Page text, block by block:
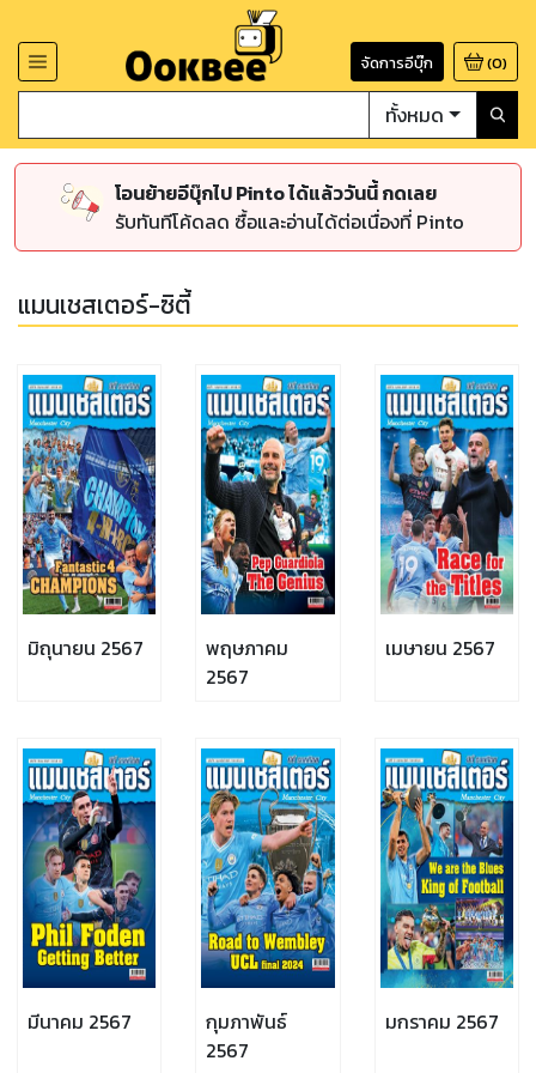
จัดการอีบุ๊ก (0)
ทั้งหมด
โอนย้ายอีบุ๊กไป Pinto ได้แล้ววันนี้ กดเลย
รับทันทีโค้ดลด ซื้อและอ่านได้ต่อเนื่องที่ Pinto
แมนเชสเตอร์-ซิตี้
มิถุนายน 2567
พฤษภาคม
2567
เมษายน 2567
มีนาคม 2567
กุมภาพันธ์
2567
มกราคม 2567